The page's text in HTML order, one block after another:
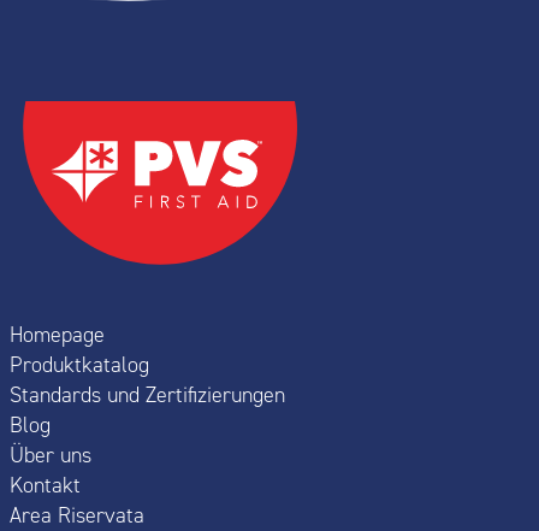
Homepage
Produktkatalog
Standards und Zertifizierungen
Blog
Über uns
Kontakt
Area Riservata